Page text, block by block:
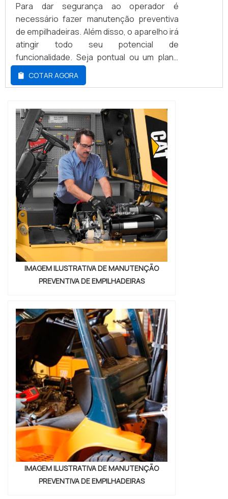
Para dar segurança ao operador é
necessário fazer manutenção preventiva
de empilhadeiras. Além disso, o aparelho irá
atingir todo seu potencial de
funcionalidade. Seja pontual ou um plano
contínuo de manutenção preventiva, é
muito importante contar com uma empresa
serviço. E esse é o caso da
LOTVS!Vantagens em contratar o
serviçoSegurança;Durabilidade do seu
equipamento;Preço justo.Mais sobre a
emp...
COTAR AGORA
IMAGEM ILUSTRATIVA DE MANUTENÇÃO
PREVENTIVA DE EMPILHADEIRAS
IMAGEM ILUSTRATIVA DE MANUTENÇÃO
PREVENTIVA DE EMPILHADEIRAS